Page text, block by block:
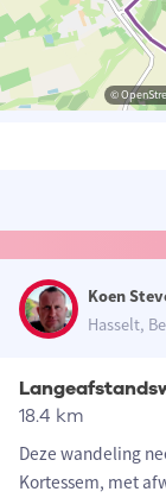
©
Koen
Hasselt,
18.4 km
Deze wandeling
Kortessem, met